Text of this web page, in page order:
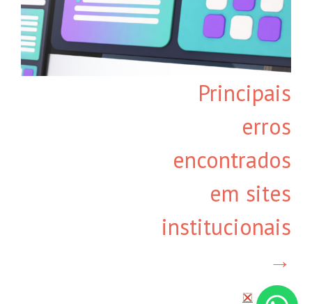
Principais
erros
encontrados
em sites
institucionais
→